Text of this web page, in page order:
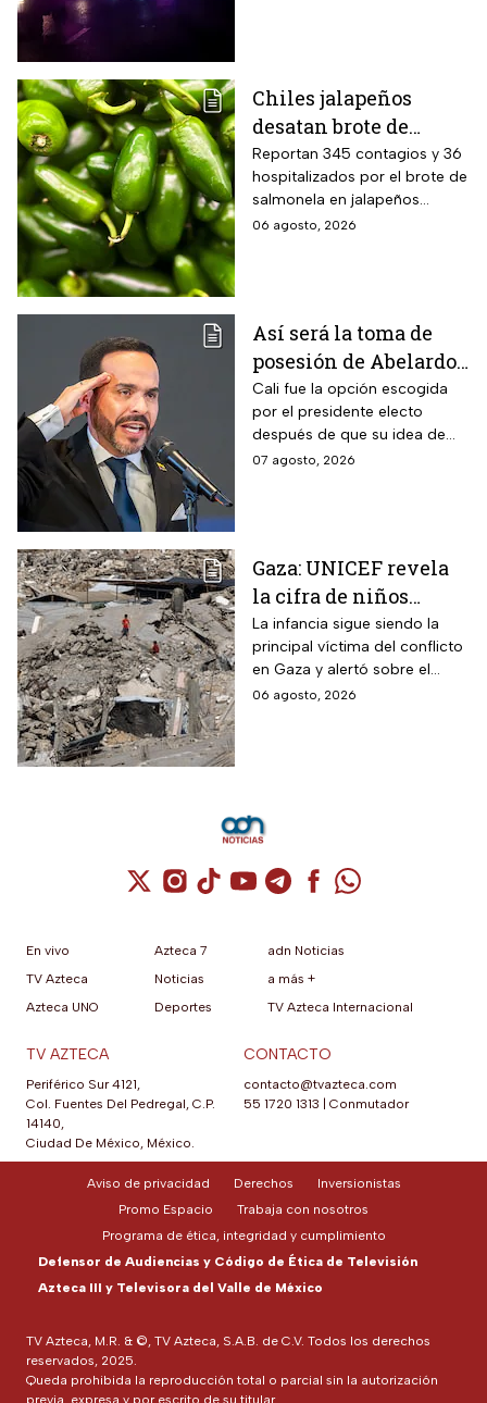
Chiles jalapeños
desatan brote de
salmonella en 27
estados de EUA
Reportan 345 contagios y 36
hospitalizados por el brote de
salmonela en jalapeños
exportados desde México
06 agosto, 2026
Así será la toma de
posesión de Abelardo
De La Espriella en
Cali, Colombia: fecha,
hora y dónde ver
Cali fue la opción escogida
por el presidente electo
después de que su idea de
hacerlo en una guarnición
07 agosto, 2026
Gaza: UNICEF revela
la cifra de niños
muertos tras alto al
fuego
La infancia sigue siendo la
principal víctima del conflicto
en Gaza y alertó sobre el
aumento de menores
06 agosto, 2026
Cuenta de X / Twitter (se abre en una
Cuenta de Instagram (se abre en una
Cuenta de TikTok (se abre en
Cuenta de YouTube (se abre
Cuenta de Telegram (se
Cuenta de
Cuenta de
En vivo
TV Azteca
Azteca UNO
Azteca 7
Noticias
Deportes
adn Noticias
a más +
TV Azteca Internacional
TV AZTECA
Periférico Sur 4121,
Col. Fuentes Del Pedregal, C.P.
14140,
Ciudad De México, México.
CONTACTO
contacto@tvazteca.com
55 1720 1313
Conmutador
TV Azteca, M.R. & ©, TV Azteca, S.A.B. de C.V. Todos los derechos
reservados, 2025.
Queda prohibida la reproducción total o parcial sin la autorización
previa, expresa y por escrito de su titular.
Aviso de privacidad Derechos
Inversionistas
Promo Espacio
Trabaja con nosotros
Programa de ética, integridad y cumplimiento
Defensor de Audiencias y Código de Ética de Televisión
Azteca III y Televisora del Valle de México